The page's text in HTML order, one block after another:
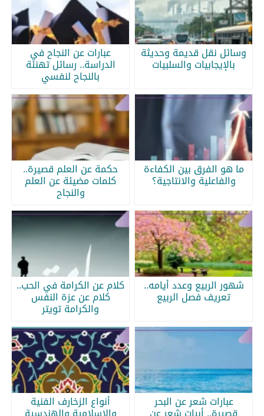
وسائل نقل قديمة وحديثة
بالإيجابيات والسلبيات
عبارات عن النجاح في
الدراسة.. رسائل تهنئة
بالنجاح لنفسي
ما هو الفرق بين الكفاءة
والفاعلية والانتاجية؟
حكمة عن العلم قصيرة..
كلمات مضيئة عن العلم
والنجاح
شهور الربيع وعدد أيامه..
تعريف فصل الربيع
كلام عن الكرامة في الحب..
كلام عن عزة النفس
والكرامة تويتر
عبارات شعر عن البحر أنواع الزخارف الفنية